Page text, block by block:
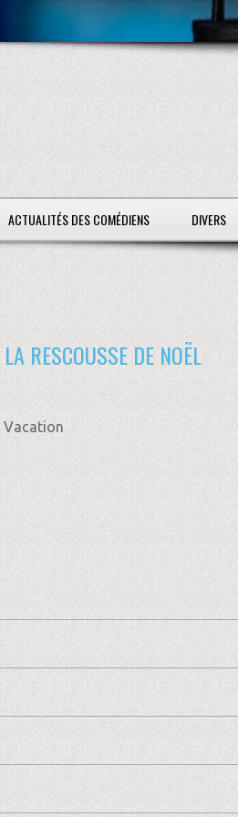
ACTUALITÉS DES COMÉDIENS DIVERS
RESCOUSSE DE NOËL
Vacation